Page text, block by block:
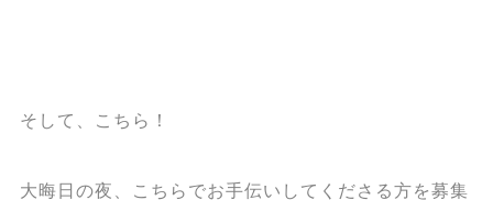
そして、こちら！
大晦日の夜、こちらでお手伝いしてくださる方を募集